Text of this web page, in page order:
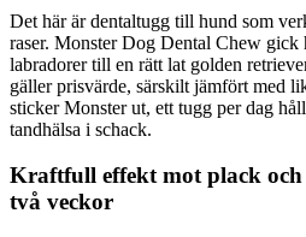
Det här är dentaltugg till hund som
raser. Monster Dog Dental Chew gick
labradorer till en rätt lat golden
gäller prisvärde, särskilt jämfört med
sticker Monster ut, ett tugg per dag
tandhälsa i schack.
Kraftfull effekt mot plack och
två veckor